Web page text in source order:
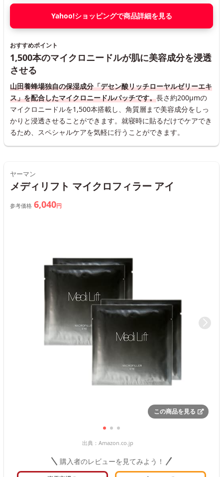
Yahoo!ショッピングで商品詳細を見る
おすすめポイント
1,500本のマイクロニードルが肌に美容成分を浸透
させる
山田養蜂場独自の保湿成分「デセン酸リッチローヤルゼリーエキ
ス」を配合したマイクロニードルパッチです。長さ約200μmの
マイクロニードルを1,500本搭載し、角質層まで美容成分をしっ
かりと浸透させることができます。就寝時に貼るだけでケアでき
るため、スペシャルケアを気軽に行うことができます。
ヤーマン
メディリフト マイクロフィラー アイ
参考価格 6,040円
この商品を見る
出典： Amazon.co.jp
購入者のレビューを見てみよう！